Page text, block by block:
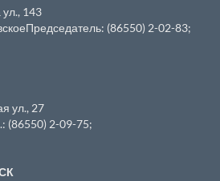
143
(86550) 2-02-83;
ул., 27
(86550) 2-09-75;